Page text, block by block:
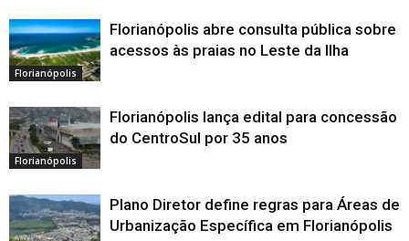
Florianópolis
Florianópolis abre consulta pública sobre
acessos às praias no Leste da Ilha
Florianópolis
Florianópolis lança edital para concessão
do CentroSul por 35 anos
Plano Diretor define regras para Áreas de
Urbanização Específica em Florianópolis